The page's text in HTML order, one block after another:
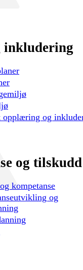
opplæring og
og tilskudd
kompetanse
og